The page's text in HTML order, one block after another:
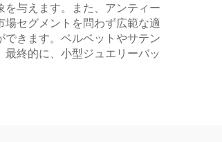
与えます。また、アンティー
セグメントを問わず広範な適
きます。ベルベットやサテン
終的に、小型ジュエリーバッ